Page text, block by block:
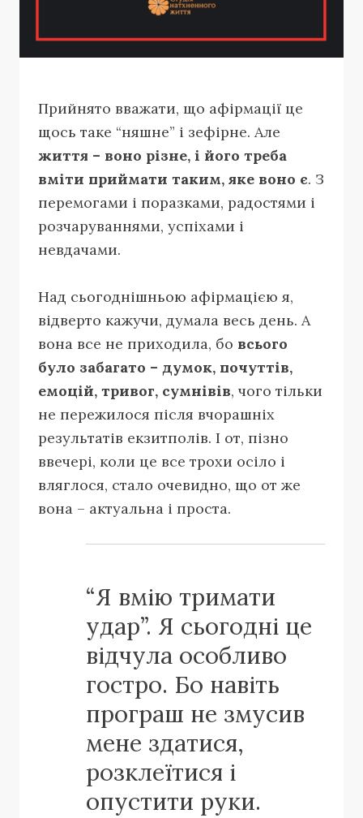
Прийнято вважати, що афірмації це
щось таке “няшне” і зефірне. Але
життя – воно різне, і його треба
вміти приймати таким, яке воно є. З
перемогами і поразками, радостями і
розчаруваннями, успіхами і
невдачами.
Над сьогоднішньою афірмацією я,
відверто кажучи, думала весь день. А
вона все не приходила, бо всього
було забагато – думок, почуттів,
емоцій, тривог, сумнівів, чого тільки
не пережилося після вчорашніх
результатів екзитполів. І от, пізно
ввечері, коли це все трохи осіло і
вляглося, стало очевидно, що от же
вона – актуальна і проста.
“Я вмію тримати
удар”. Я сьогодні це
відчула особливо
гостро. Бо навіть
програш не змусив
мене здатися,
розклеїтися і
опустити руки.